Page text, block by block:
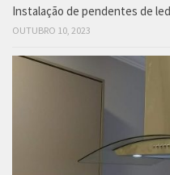
Instalação de pendentes de
OUTUBRO 10, 2023